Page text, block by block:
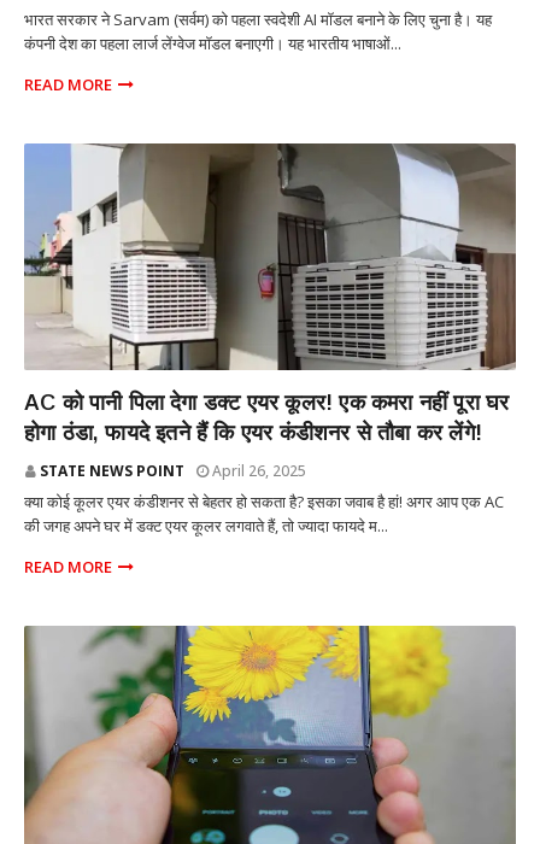
भारत सरकार ने Sarvam (सर्वम) को पहला स्वदेशी AI मॉडल बनाने के लिए चुना है। यह
कंपनी देश का पहला लार्ज लेंग्वेज मॉडल बनाएगी। यह भारतीय भाषाओं...
READ MORE
AC को पानी पिला देगा डक्ट एयर कूलर! एक कमरा नहीं पूरा घर
होगा ठंडा, फायदे इतने हैं कि एयर कंडीशनर से तौबा कर लेंगे!
STATE NEWS POINT April 26, 2025
क्या कोई कूलर एयर कंडीशनर से बेहतर हो सकता है? इसका जवाब है हां! अगर आप एक AC
की जगह अपने घर में डक्ट एयर कूलर लगवाते हैं, तो ज्यादा फायदे म...
READ MORE